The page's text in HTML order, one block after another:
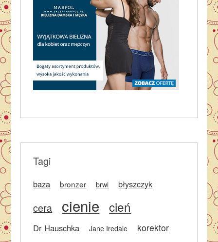
Tagi
baza bronzer brwi błyszczyk
cera cienie cień
Dr Hauschka Jane Iredale korektor